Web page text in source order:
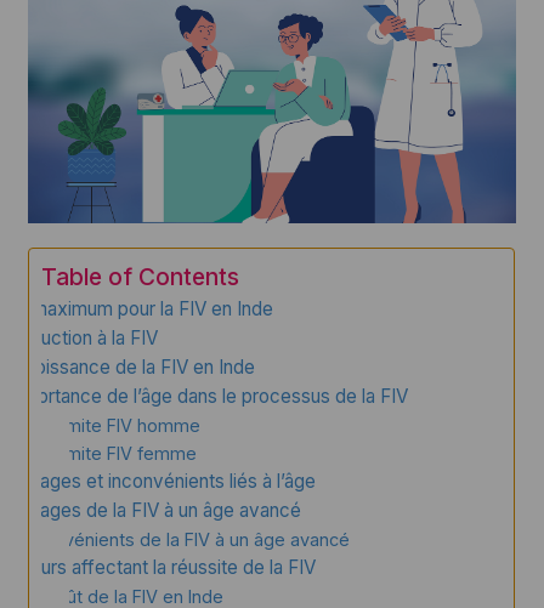
Table of Contents
maximum pour la FIV en Inde
à la FIV
croissance de la FIV en Inde
de l’âge dans le processus de la FIV
Âge limite FIV homme
Âge limite FIV femme
et inconvénients liés à l’âge
de la FIV à un âge avancé
Inconvénients de la FIV à un âge avancé
affectant la réussite de la FIV
Le coût de la FIV en Inde